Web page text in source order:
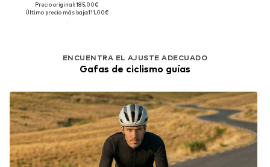
Precio original: 185,00€
Último precio más bajo:111,00€
ENCUENTRA EL AJUSTE ADECUADO
Gafas de ciclismo guías